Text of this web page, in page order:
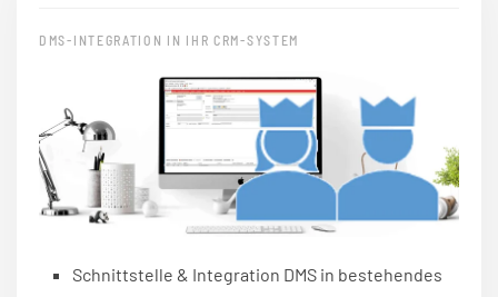
DMS-INTEGRATION IN IHR CRM-SYSTEM
Schnittstelle & Integration DMS in bestehendes